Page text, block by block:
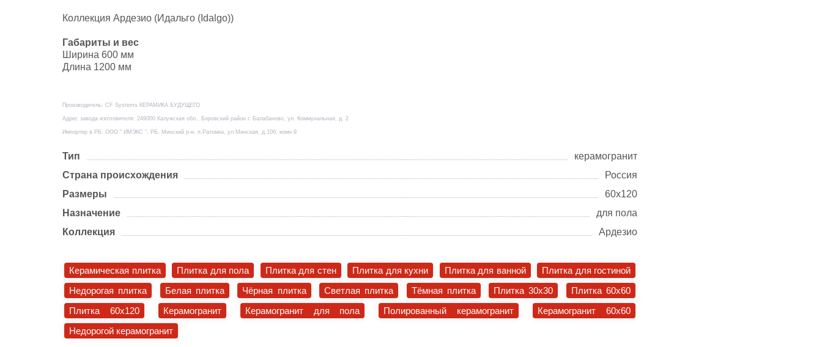
Коллекция Ардезио (Идальго (Idalgo))
Габариты и вес
Ширина 600 мм
Длина 1200 мм
Производитель: CF Systems КЕРАМИКА БУДУЩЕГО
Адрес завода изготовителя: 249000 Калужская обл., Боровский район г. Балабаново, ул. Коммунальная, д. 2
Импортер в РБ: ООО " ИМЭКС ", РБ, Минский р-н, п.Ратомка, ул.Минская, д.10б, комн.9
Тип
керамогранит
Страна происхождения
Россия
Размеры
60х120
Назначение
для пола
Коллекция
Ардезио
Керамическая плитка Плитка для пола Плитка для стен Плитка для кухни Плитка для ванной
Плитка для гостиной
Недорогая плитка
Белая плитка Чёрная плитка Светлая плитка Тёмная плитка Плитка 30x30
Плитка 60x60
Плитка 60x120
Керамогранит Керамогранит для пола Полированный керамогранит
Керамогранит 60x60
Недорогой керамогранит